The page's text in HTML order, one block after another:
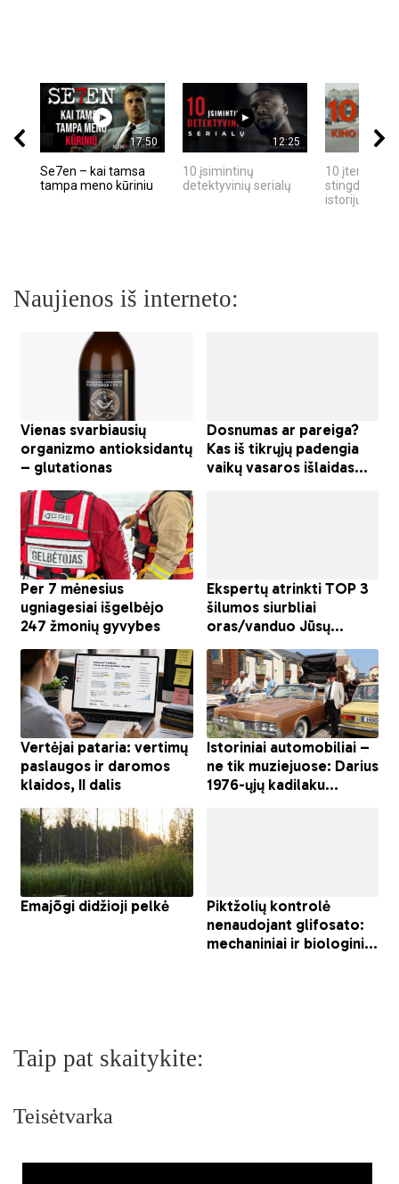
17:50
Se7en – kai tamsa
tampa meno kūriniu
12:25
10 įsimintinų
detektyvinių serialų
10 įtemptų,
stingdančių
istorijų
Naujienos iš interneto:
Taip pat skaitykite:
Teisėtvarka